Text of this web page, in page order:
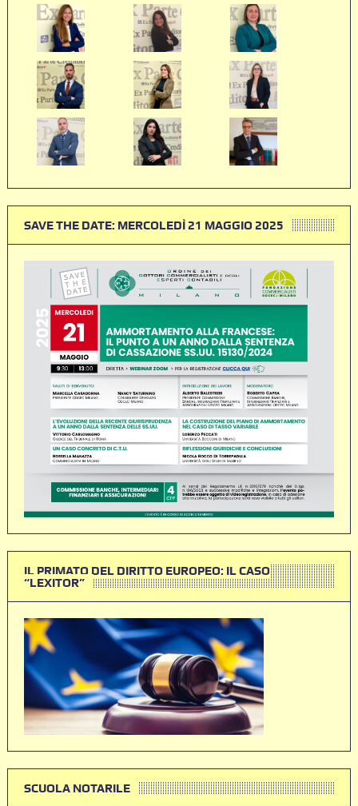
SAVE THE DATE: MERCOLEDÌ 21 MAGGIO 2025
IL PRIMATO DEL DIRITTO EUROPEO: IL CASO
“LEXITOR”
SCUOLA NOTARILE